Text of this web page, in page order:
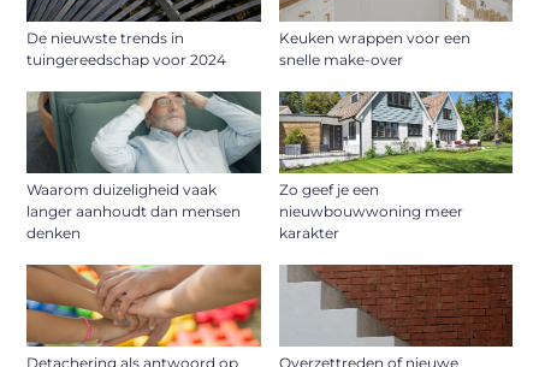
De nieuwste trends in
tuingereedschap voor 2024
Keuken wrappen voor een
snelle make-over
Waarom duizeligheid vaak
langer aanhoudt dan mensen
denken
Zo geef je een
nieuwbouwwoning meer
karakter
Detachering als antwoord op Overzettreden of nieuwe